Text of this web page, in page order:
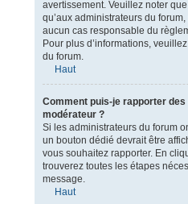
avertissement. Veuillez noter
qu’aux administrateurs du
aucun cas responsable du
Pour plus d’informations,
du forum.
Haut
Comment puis-je rapporter
modérateur ?
Si les administrateurs du forum
un bouton dédié devrait être
vous souhaitez rapporter. En
trouverez toutes les étapes
message.
Haut